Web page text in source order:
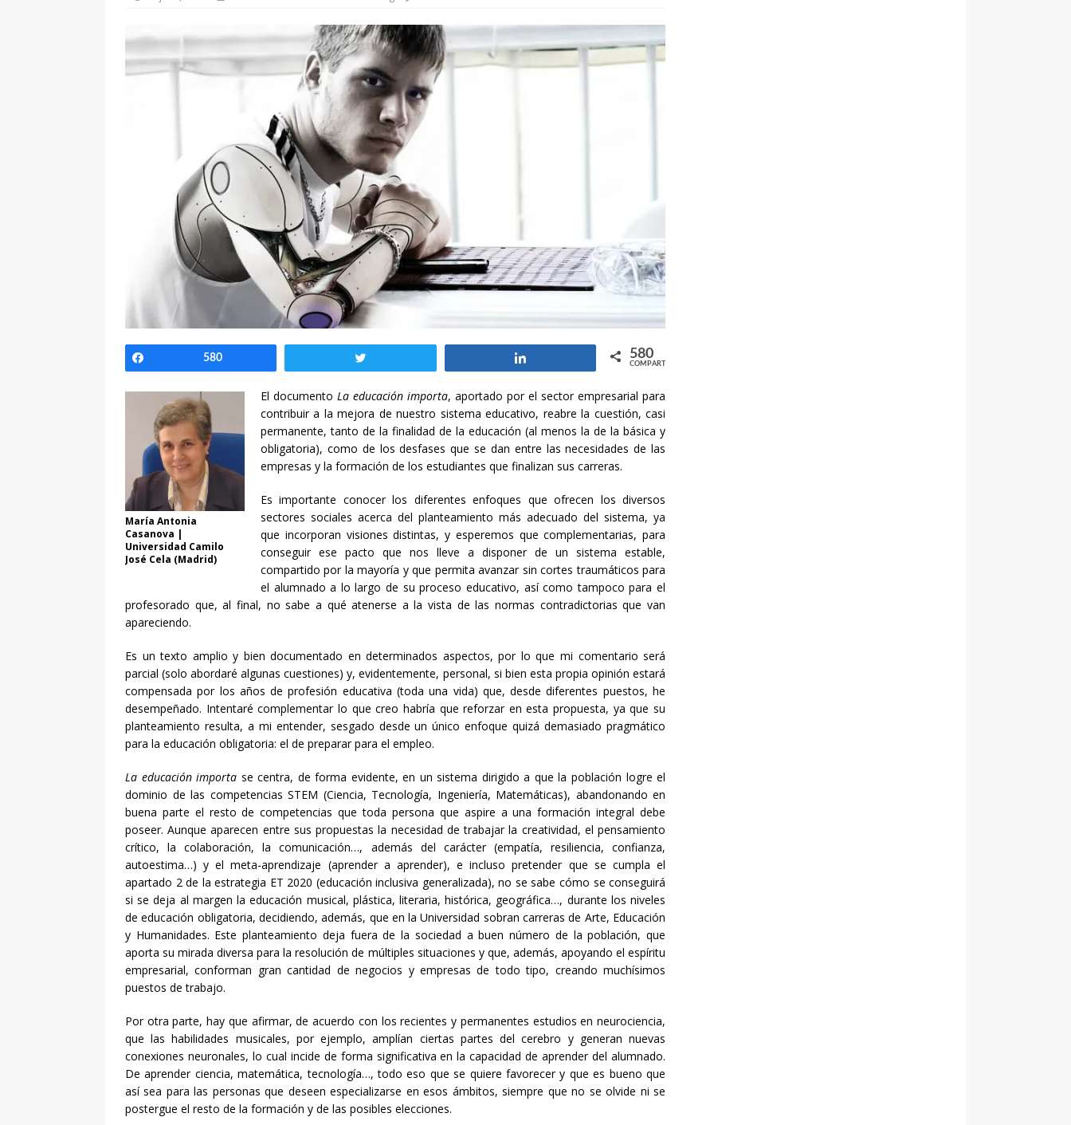
CULTURA
Compartir580 580
COMPARTIR
María Antonia
Casanova |
Universidad Camilo
José Cela (Madrid)
El documentoLa educación importa, aportado por el sector empresarial para
contribuir a la mejora de nuestro sistema educativo, reabre la cuestión, casi
permanente, tanto de la finalidad de la educación (al menos la de la básica y
obligatoria), como de los desfases que se dan entre las necesidades de las
empresas y la formación de los estudiantes que finalizan sus carreras.
Es importante conocer los diferentes enfoques que ofrecen los diversos
sectores sociales acerca del planteamiento más adecuado del sistema, ya
que incorporan visiones distintas, y esperemos que complementarias, para
conseguir ese pacto que nos lleve a disponer de un sistema estable,
compartido por la mayoría y que permita avanzar sin cortes traumáticos para
el alumnado a lo largo de su proceso educativo, así como tampoco para el
profesorado que, al final, no sabe a qué atenerse a la vista de las normas contradictorias que van
apareciendo.
Es un texto amplio y bien documentado en determinados aspectos, por lo que mi comentario será
parcial (solo abordaré algunas cuestiones) y, evidentemente, personal, si bien esta propia opinión estará
compensada por los años de profesión educativa (toda una vida) que, desde diferentes puestos, he
desempeñado. Intentaré complementar lo que creo habría que reforzar en esta propuesta, ya que su
planteamiento resulta, a mi entender, sesgado desde un único enfoque quizá demasiado pragmático
para la educación obligatoria: el de preparar para el empleo.
La educación importa se centra, de forma evidente, en un sistema dirigido a que la población logre el
dominio de las competencias STEM (Ciencia, Tecnología, Ingeniería, Matemáticas), abandonando en
buena parte el resto de competencias que toda persona que aspire a una formación integral debe
poseer. Aunque aparecen entre sus propuestas la necesidad de trabajar la creatividad, el pensamiento
crítico, la colaboración, la comunicación…, además del carácter (empatía, resiliencia, confianza,
autoestima…) y el meta-aprendizaje (aprender a aprender), e incluso pretender que se cumpla el
apartado 2 de la estrategia ET 2020 (educación inclusiva generalizada), no se sabe cómo se conseguirá
si se deja al margen la educación musical, plástica, literaria, histórica, geográfica…, durante los niveles
de educación obligatoria, decidiendo, además, que en la Universidad sobran carreras de Arte, Educación
y Humanidades. Este planteamiento deja fuera de la sociedad a buen número de la población, que
aporta su mirada diversa para la resolución de múltiples situaciones y que, además, apoyando el espíritu
empresarial, conforman gran cantidad de negocios y empresas de todo tipo, creando muchísimos
puestos de trabajo.
Por otra parte, hay que afirmar, de acuerdo con los recientes y permanentes estudios en neurociencia,
que las habilidades musicales, por ejemplo, amplían ciertas partes del cerebro y generan nuevas
conexiones neuronales, lo cual incide de forma significativa en la capacidad de aprender del alumnado.
De aprender ciencia, matemática, tecnología…, todo eso que se quiere favorecer y que es bueno que
así sea para las personas que deseen especializarse en esos ámbitos, siempre que no se olvide ni se
postergue el resto de la formación y de las posibles elecciones.